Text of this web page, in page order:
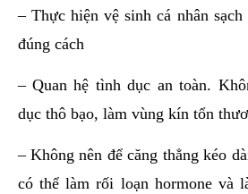
– Thực hiện vệ sinh cá nhân
đúng cách
– Quan hệ tình dục an toàn.
dục thô bạo, làm vùng kín tổn
– Không nên để căng thẳng kéo
có thể làm rối loạn hormone và